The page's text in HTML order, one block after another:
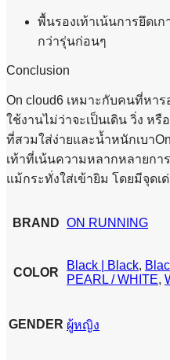
พื้นรองเท้าเน้นการยึดเ
กว่ารุ่นก่อนๆ
Conclusion
On cloud6 เหมาะกับคนที่หา
ใช้งานไม่ว่าจะเป็นเดิน วิ่ง ห
ที่สวมใส่ง่ายและน้ำหนักเบา
เท้าที่เน้นความหลากหลายกา
แม้กระทั่งใส่เข้ายิม โดยมีจุด
BRAND ON RUNNING
COLOR
Black | Black,
PEARL / WHITE,
GENDER ผู้หญิง